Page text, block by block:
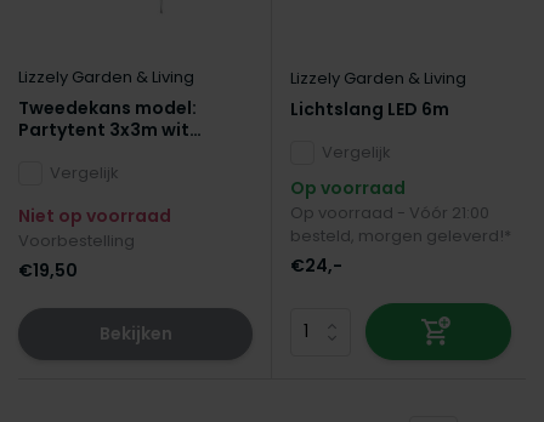
Lizzely Garden & Living
Tweedekans model:
Partytent 3x3m wit
Vergelijk
Niet op voorraad
Voorbestelling
€19,50
Bekijken
Lizzely Garden & Living
Lichtslang LED 6m
Vergelijk
Op voorraad
Op voorraad - Vóór 21:00
besteld, morgen geleverd!*
€24,-